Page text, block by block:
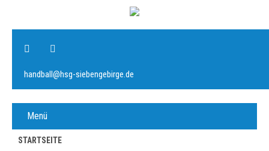
handball@hsg-siebengebirge.de
Menü
STARTSEITE